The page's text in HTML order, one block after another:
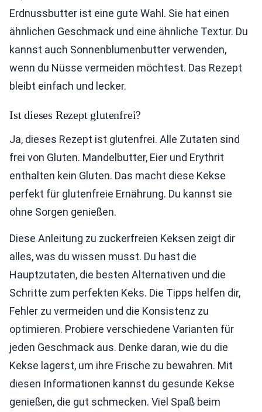
Erdnussbutter ist eine gute Wahl. Sie hat einen
ähnlichen Geschmack und eine ähnliche Textur. Du
kannst auch Sonnenblumenbutter verwenden,
wenn du Nüsse vermeiden möchtest. Das Rezept
bleibt einfach und lecker.
Ist dieses Rezept glutenfrei?
Ja, dieses Rezept ist glutenfrei. Alle Zutaten sind
frei von Gluten. Mandelbutter, Eier und Erythrit
enthalten kein Gluten. Das macht diese Kekse
perfekt für glutenfreie Ernährung. Du kannst sie
ohne Sorgen genießen.
Diese Anleitung zu zuckerfreien Keksen zeigt dir
alles, was du wissen musst. Du hast die
Hauptzutaten, die besten Alternativen und die
Schritte zum perfekten Keks. Die Tipps helfen dir,
Fehler zu vermeiden und die Konsistenz zu
optimieren. Probiere verschiedene Varianten für
jeden Geschmack aus. Denke daran, wie du die
Kekse lagerst, um ihre Frische zu bewahren. Mit
diesen Informationen kannst du gesunde Kekse
genießen, die gut schmecken. Viel Spaß beim